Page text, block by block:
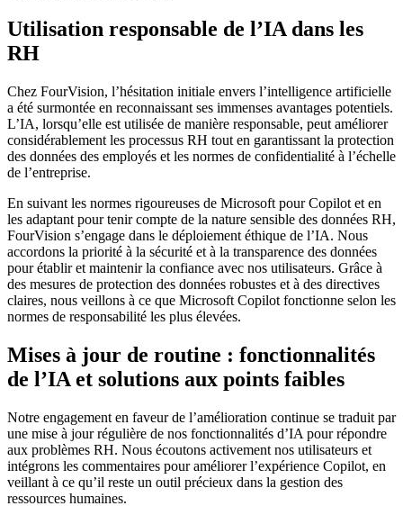
Utilisation responsable de l’IA dans les
RH
Chez FourVision, l’hésitation initiale envers l’intelligence artificielle
a été surmontée en reconnaissant ses immenses avantages potentiels.
L’IA, lorsqu’elle est utilisée de manière responsable, peut améliorer
considérablement les processus RH tout en garantissant la protection
des données des employés et les normes de confidentialité à l’échelle
de l’entreprise.
En suivant les normes rigoureuses de Microsoft pour Copilot et en
les adaptant pour tenir compte de la nature sensible des données RH,
FourVision s’engage dans le déploiement éthique de l’IA. Nous
accordons la priorité à la sécurité et à la transparence des données
pour établir et maintenir la confiance avec nos utilisateurs. Grâce à
des mesures de protection des données robustes et à des directives
claires, nous veillons à ce que Microsoft Copilot fonctionne selon les
normes de responsabilité les plus élevées.
Mises à jour de routine : fonctionnalités
de l’IA et solutions aux points faibles
Notre engagement en faveur de l’amélioration continue se traduit par
une mise à jour régulière de nos fonctionnalités d’IA pour répondre
aux problèmes RH. Nous écoutons activement nos utilisateurs et
intégrons les commentaires pour améliorer l’expérience Copilot, en
veillant à ce qu’il reste un outil précieux dans la gestion des
ressources humaines.